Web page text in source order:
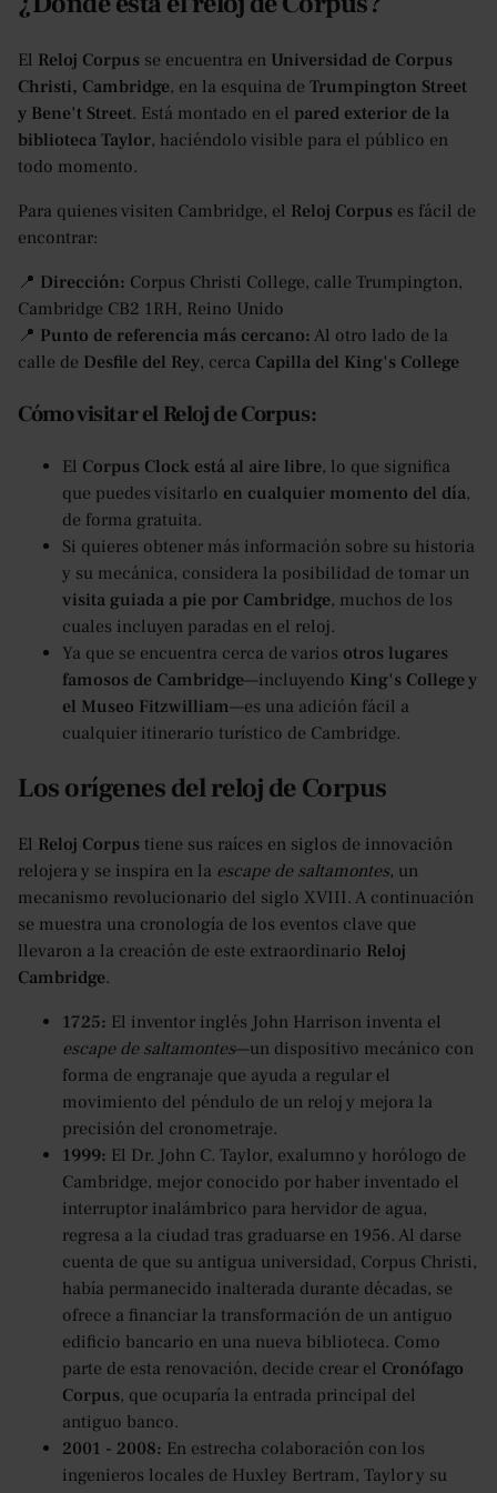
El Reloj Corpus se encuentra en Universidad de Corpus
Christi, Cambridge, en la esquina de Trumpington Street
y Bene't Street. Está montado en el pared exterior de la
biblioteca Taylor, haciéndolo visible para el público en
todo momento.
Para quienes visiten Cambridge, el Reloj Corpus es fácil de
encontrar:
📍 Dirección: Corpus Christi College, calle Trumpington,
Cambridge CB2 1RH, Reino Unido
📍 Punto de referencia más cercano: Al otro lado de la
calle de Desfile del Rey, cerca Capilla del King's College
Cómo visitar el Reloj de Corpus:
El Corpus Clock está al aire libre, lo que significa
que puedes visitarlo en cualquier momento del día,
de forma gratuita.
Si quieres obtener más información sobre su historia
y su mecánica, considera la posibilidad de tomar un
visita guiada a pie por Cambridge, muchos de los
cuales incluyen paradas en el reloj.
Ya que se encuentra cerca de varios otros lugares
famosos de Cambridge—incluyendo King's College y
el Museo Fitzwilliam—es una adición fácil a
cualquier itinerario turístico de Cambridge.
Los orígenes del reloj de Corpus
El Reloj Corpus tiene sus raíces en siglos de innovación
relojera y se inspira en la escape de saltamontes, un
mecanismo revolucionario del siglo XVIII. A continuación
se muestra una cronología de los eventos clave que
llevaron a la creación de este extraordinario Reloj
Cambridge.
1725: El inventor inglés John Harrison inventa el
escape de saltamontes—un dispositivo mecánico con
forma de engranaje que ayuda a regular el
movimiento del péndulo de un reloj y mejora la
precisión del cronometraje.
1999: El Dr. John C. Taylor, exalumno y horólogo de
Cambridge, mejor conocido por haber inventado el
interruptor inalámbrico para hervidor de agua,
regresa a la ciudad tras graduarse en 1956. Al darse
cuenta de que su antigua universidad, Corpus Christi,
había permanecido inalterada durante décadas, se
ofrece a financiar la transformación de un antiguo
edificio bancario en una nueva biblioteca. Como
parte de esta renovación, decide crear el Cronófago
Corpus, que ocuparía la entrada principal del
antiguo banco.
2001 - 2008: En estrecha colaboración con los
ingenieros locales de Huxley Bertram, Taylor y su